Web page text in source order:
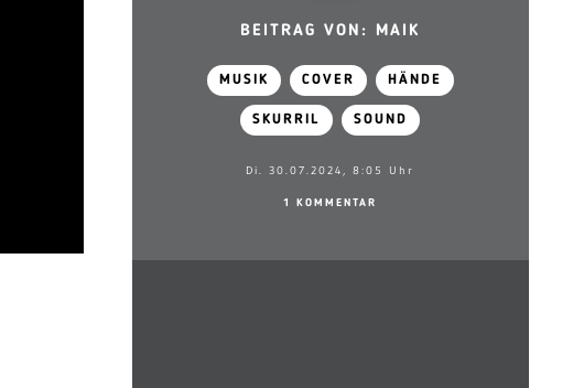
BEITRAG VON: MAIK
MUSIK COVER HÄNDE
SKURRIL SOUND
Di. 30.07.2024, 8:05 Uhr
1 KOMMENTAR